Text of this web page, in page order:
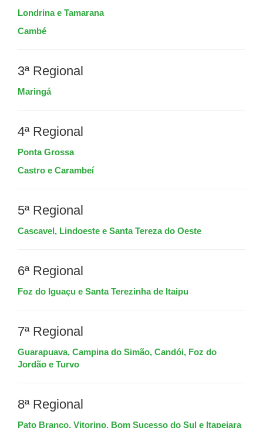
Londrina e Tamarana
Cambé
3ª Regional
Maringá
4ª Regional
Ponta Grossa
Castro e Carambeí
5ª Regional
Cascavel, Lindoeste e Santa Tereza do Oeste
6ª Regional
Foz do Iguaçu e Santa Terezinha de Itaipu
7ª Regional
Guarapuava, Campina do Simão, Candói, Foz do
Jordão e Turvo
8ª Regional
Pato Branco, Vitorino, Bom Sucesso do Sul e Itapejara